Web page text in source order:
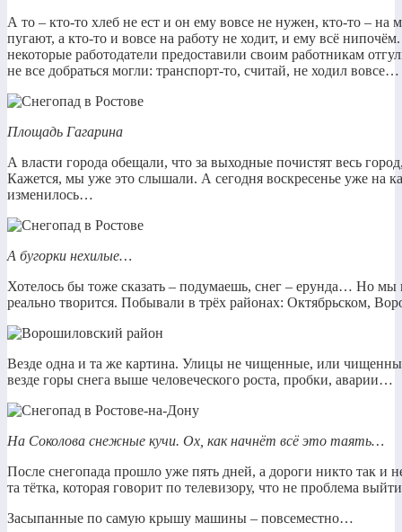
А то – кто-то хлеб не ест и он ему вовсе не нужен, кто-то – на
пугают, а кто-то и вовсе на работу не ходит, и ему всё
некоторые работодатели предоставили своим работникам
не все добраться могли: транспорт-то, считай, не ходил вовсе…
Площадь Гагарина
А власти города обещали, что за выходные почистят весь
Кажется, мы уже это слышали. А сегодня воскресенье уже на
изменилось…
А бугорки нехилые…
Хотелось бы тоже сказать – подумаешь, снег – ерунда… Но мы
реально творится. Побывали в трёх районах: Октябрьском,
Везде одна и та же картина. Улицы не чищенные, или
везде горы снега выше человеческого роста, пробки, аварии…
На Соколова снежные кучи. Ох, как начнёт всё это таять…
После снегопада прошло уже пять дней, а дороги никто так и
та тётка, которая говорит по телевизору, что не проблема
Засыпанные по самую крышу машины – повсеместно…